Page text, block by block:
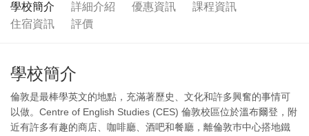
學校簡介 詳細介紹 優惠資訊
課程資訊
住宿資訊
評價
學校簡介
倫敦是最棒學英文的地點，充滿著歷史、文化和許多興奮的事情可
以做。Centre of English Studies (CES) 倫敦校區位於溫布爾登，附
近有許多有趣的商店、咖啡廳、酒吧和餐廳，離倫敦巿中心搭地鐵